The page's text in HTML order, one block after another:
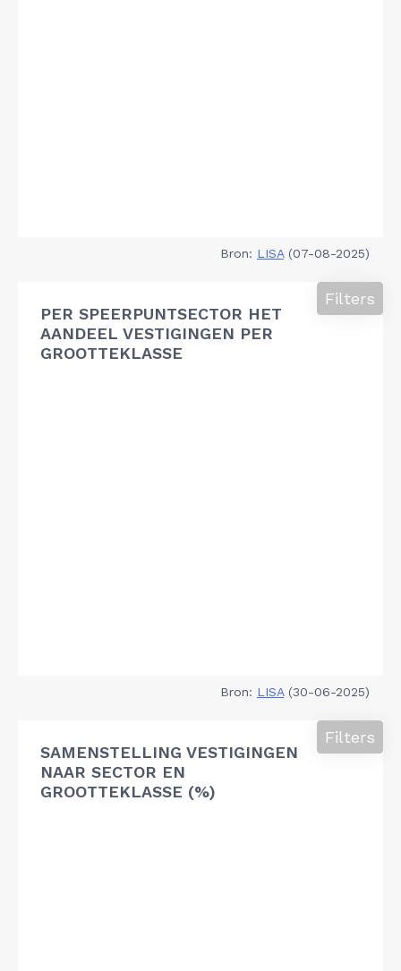
Bron: LISA(07-08-2025)
PER SPEERPUNTSECTOR HET
AANDEEL VESTIGINGEN PER
GROOTTEKLASSE
Filters
Bron: LISA(30-06-2025)
SAMENSTELLING VESTIGINGEN
NAAR SECTOR EN
GROOTTEKLASSE (%)
Filters